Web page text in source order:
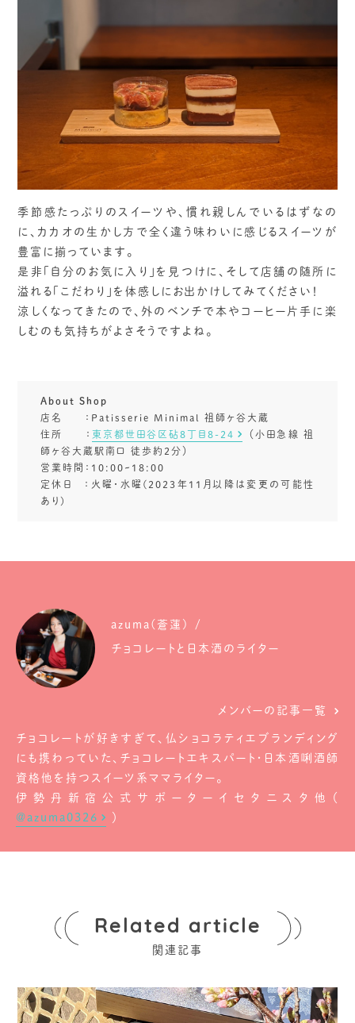
季節感たっぷりのスイーツや、慣れ親しんでいるはずなの
に、カカオの生かし方で全く違う味わいに感じるスイーツが
豊富に揃っています。
是非「自分のお気に入り」を見つけに、そして店舗の随所に
溢れる「こだわり」を体感しにお出かけしてみてください！
涼しくなってきたので、外のベンチで本やコーヒー片手に楽
しむのも気持ちがよさそうですよね。
About Shop
店名 ：Patisserie Minimal 祖師ヶ谷大蔵
住所 ：東京都世田谷区砧8丁目8-24
（小田急線 祖
師ヶ谷大蔵駅南口 徒歩約2分）
営業時間：10:00~18:00
定休日 ：火曜・水曜(2023年11月以降は変更の可能性
あり)
azuma(蒼蓮)
チョコレートと日本酒のライター
メンバーの記事一覧
チョコレートが好きすぎて、仏ショコラティエブランディング
にも携わっていた、チョコレートエキスパート・日本酒唎酒師
資格他を持つスイーツ系ママライター。
伊勢丹新宿公式サポーターイセタニスタ他（
@azuma0326
）
Related article
関連記事